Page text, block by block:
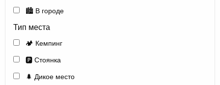
🏙️ В городе
Тип места
🏕️ Кемпинг
🅿️ Стоянка
🌲 Дикое место